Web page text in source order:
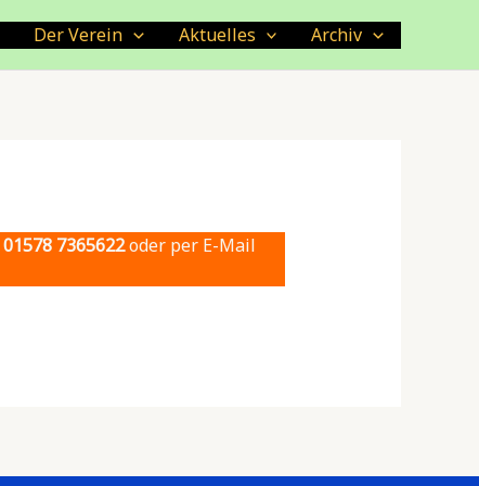
Der Verein Aktuelles Archiv
01578 7365622oder per E-Mail